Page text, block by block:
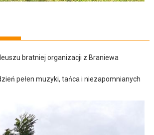
bratniej organizacji z Braniewa
pełen muzyki, tańca i niezapomnianych